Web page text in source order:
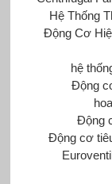
Hệ Thống
Động Cơ
hệ
Động
Động
Động cơ